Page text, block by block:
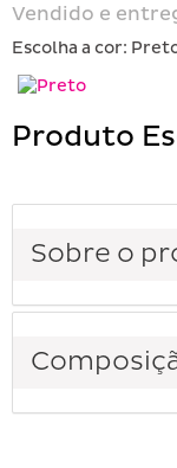
Vendido e
Escolha a cor:
Produto
Sobre o